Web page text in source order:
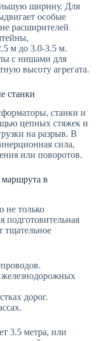
ширину. Для
особые
расширителей
м до 3.0-3.5 м.
с нишами для
высоту агрегата.
станки
станки и
цепных стяжек и
на разрыв. В
сила,
или поворотов.
маршрута в
не только
подготовительная
тщательное
железнодорожных
дорог.
3.5 метра, или